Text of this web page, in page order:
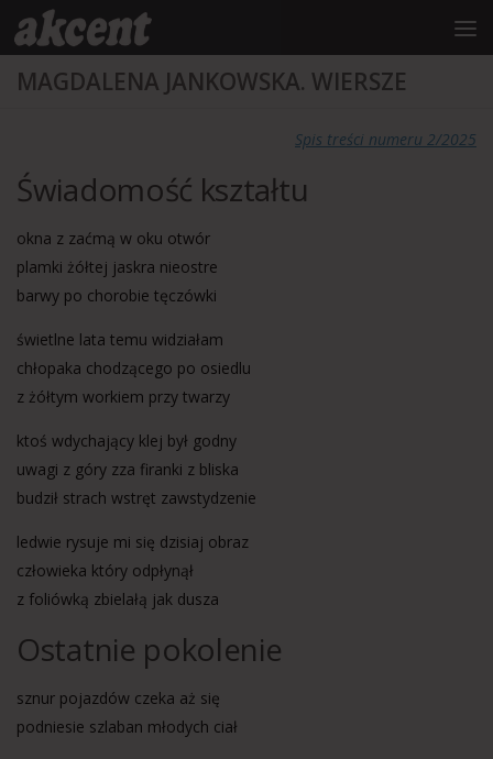
treści
Przejdź do treści
MAGDALENA JANKOWSKA. WIERSZE
Spis treści numeru 2/2025
Świadomość kształtu
okna z zaćmą w oku otwór
plamki żółtej jaskra nieostre
barwy po chorobie tęczówki
świetlne lata temu widziałam
chłopaka chodzącego po osiedlu
z żółtym workiem przy twarzy
ktoś wdychający klej był godny
uwagi z góry zza firanki z bliska
budził strach wstręt zawstydzenie
ledwie rysuje mi się dzisiaj obraz
człowieka który odpłynął
z foliówką zbielałą jak dusza
Ostatnie pokolenie
sznur pojazdów czeka aż się
podniesie szlaban młodych ciał